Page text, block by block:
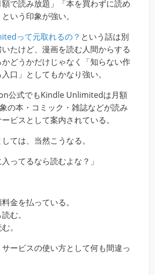
額で読み放題」「本を買わずに読め
いう印象が強い。
って元取れるの？ という話は別
たけど、漫画を読む人間からする
どうかだけじゃなく「知らない作
口」としてもかなり強い。
公式でもKindle Unlimitedは月額
の本・コミック・雑誌などが読み
ビスとして案内されている。
ては、当然こうなる。
入ってるなら読むよな？」
金を払っている。
む。
。
ービスの使い方として何も間違っ